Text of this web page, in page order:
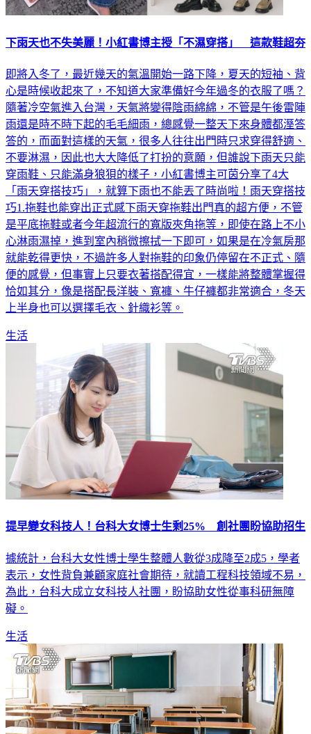
下雨天也不失美麗！小紅書博主授「不濕穿搭」 這款鞋超夯
即將入冬了，最近幾天的氣溫開始一路下降，夏天的短袖、背
心是時候收起來了，不知道大家準備好今年過冬的衣服了嗎？
隨著冷空氣進入台灣，天氣將變得陰雨綿綿，不管是午後雷陣
雨還是時不時下起的毛毛細雨，總感覺一整天下來身體都溼答
答的，而面對這樣的天氣，很多人往往出門時只求穿得舒適、
不要淋濕，因此也大大降低了打扮的意願，但誰說下雨天只能
穿雨鞋、只能滿身狼狽的樣子，小紅書博主可茵分享了4大
「雨天穿搭技巧」，就算下雨也不能丟了時尚啦！雨天穿搭技
巧1.拖鞋也能穿出正式感下雨天穿拖鞋出門真的超方便，不管
是平底拖鞋或者今年超流行的寬版夾角拖等，即使在路上不小
心淋雨濕掉，進到室內稍微擦拭一下即可，如果是在冷氣房那
就能乾得更快，不過許多人對拖鞋的印象仍停留在不正式、隨
便的感覺，但事實上只要衣著搭配得宜，一樣能將整體掌握得
恰如其分，像是搭配長洋裝、寬褲、牛仔褲都非常適合，冬天
上半身也可以選擇毛衣、針織衫等。
生活
提早變女科技人！台科大女博士生剩25% 創社團盼協助招生
據統計，台科大女性博士學生整體人數從3成降至2成5，學者
表示，女性背負兼顧家庭社會期待，就讀工程科技領域不易，
為此，台科大成立女科技人社團，盼協助女性從事科研無障
礙。
生活